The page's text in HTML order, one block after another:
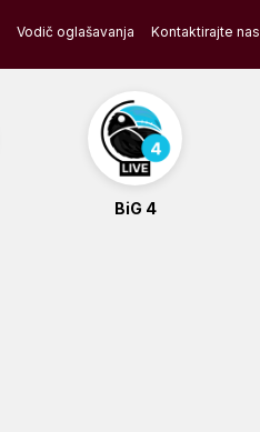
Vodič oglašavanja Kontaktirajte nas
BiG 4